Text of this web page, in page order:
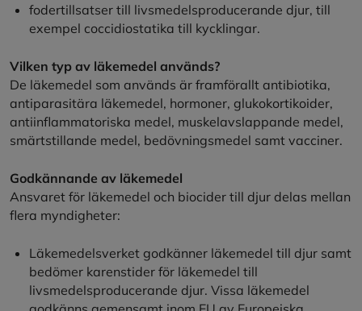
fodertillsatser till livsmedelsproducerande djur, till
exempel coccidiostatika till kycklingar.
Vilken typ av läkemedel används?
De läkemedel som används är framförallt antibiotika,
antiparasitära läkemedel, hormoner, glukokortikoider,
antiinflammatoriska medel, muskelavslappande medel,
smärtstillande medel, bedövningsmedel samt vacciner.
Godkännande av läkemedel
Ansvaret för läkemedel och biocider till djur delas mellan
flera myndigheter:
Läkemedelsverket godkänner läkemedel till djur samt
bedömer karenstider för läkemedel till
livsmedelsproducerande djur. Vissa läkemedel